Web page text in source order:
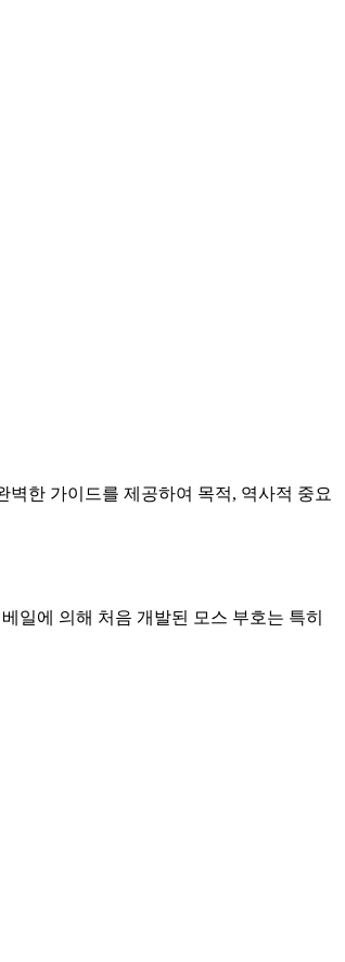
한 가이드를 제공하여 목적, 역사적 중요
일에 의해 처음 개발된 모스 부호는 특히